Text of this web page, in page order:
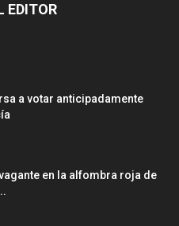
EDITOR
a votar anticipadamente
en la alfombra roja de